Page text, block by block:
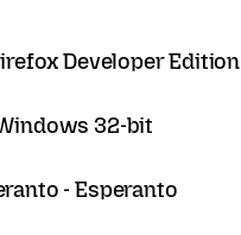
Developer Edition
32-bit
- Esperanto